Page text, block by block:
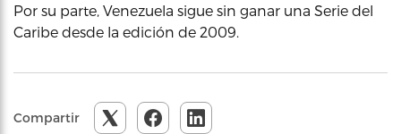
Por su parte, Venezuela sigue sin ganar una Serie del
Caribe desde la edición de 2009.
Compartir